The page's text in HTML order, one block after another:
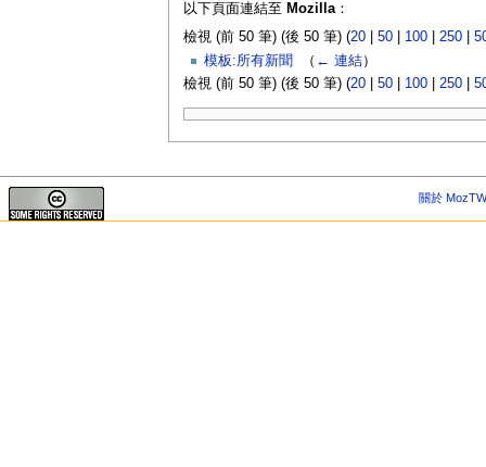
以下頁面連結至 Mozilla：
檢視 (前 50 筆) (後 50 筆) (20| 50| 100| 250|
模板:所有新聞
（ ← 連結）
檢視 (前 50 筆) (後 50 筆) (20| 50| 100| 250|
關於